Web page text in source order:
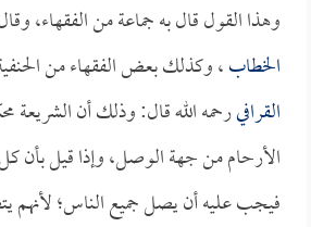
وهذا القول قال به جماعة من الفقهاء،
الخطاب، وكذلك بعض الفقهاء من
القرافيرحمه الله قال: وذلك أن
الأرحام من جهة الوصل، وإذا قيل بأن
فيجب عليه أن يصل جميع الناس؛ لأنهم